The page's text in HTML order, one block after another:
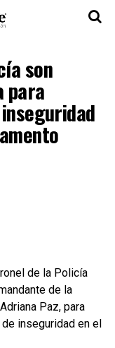
son
para
de la Policía
de la
Paz, para
inseguridad en el